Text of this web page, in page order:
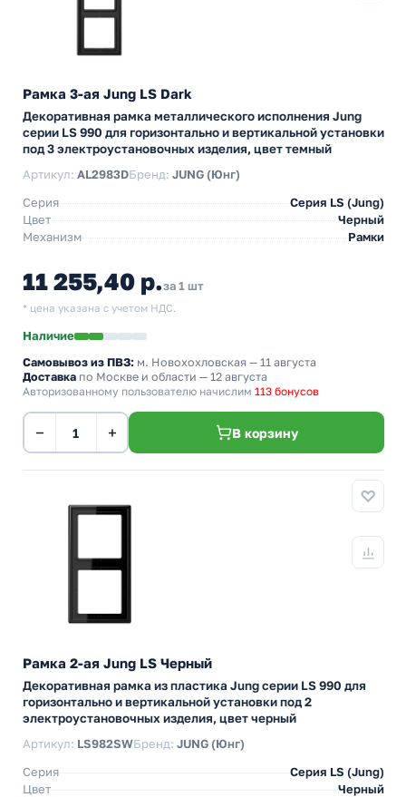
Рамка 3-ая Jung LS Dark
Декоративная рамка металлического исполнения Jung
серии LS 990 для горизонтально и вертикальной установки
под 3 электроустановочных изделия, цвет темный
Артикул: AL2983DБренд: JUNG (Юнг)
Серия
Серия LS (Jung)
Цвет
Черный
Механизм
Рамки
11 255,40 р.за 1 шт
* цена указана с учетом НДС.
Наличие
Самовывоз из ПВЗ: м. Новохохловская — 11 августа
Доставка по Москве и области — 12 августа
Авторизованному пользователю начислим 113 бонусов
− + В корзину
Рамка 2-ая Jung LS Черный
Декоративная рамка из пластика Jung серии LS 990 для
горизонтально и вертикальной установки под 2
электроустановочных изделия, цвет черный
Артикул: LS982SWБренд: JUNG (Юнг)
Серия
Серия LS (Jung)
Цвет
Черный